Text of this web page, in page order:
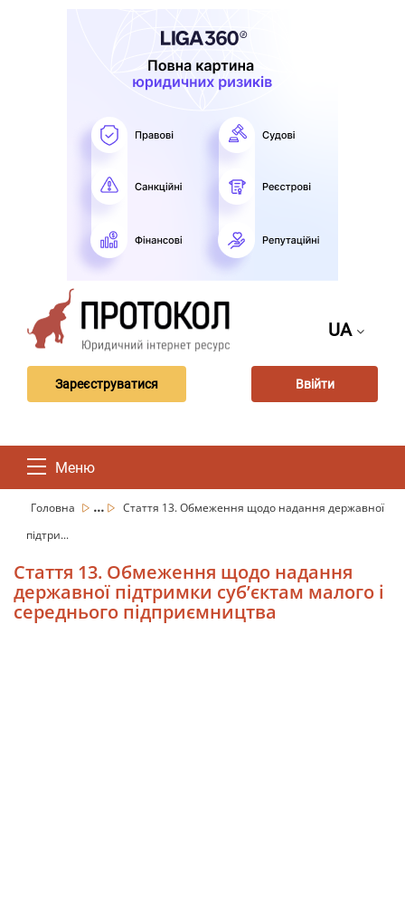
UA
Зареєструватися Ввійти
Меню
Головна ...
Стаття 13. Обмеження щодо надання державної
підтри...
Стаття 13. Обмеження щодо надання
державної підтримки суб’єктам малого і
середнього підприємництва